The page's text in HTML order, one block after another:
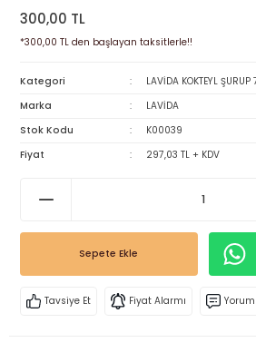
300,00 TL
*300,00 TL den başlayan taksitlerle!!
Kategori
LAVİDA KOKTEYL
Marka
LAVİDA
Stok Kodu
K00039
Fiyat
297,03 TL + KDV
Sepete Ekle
Tavsiye Et Fiyat Alarmı